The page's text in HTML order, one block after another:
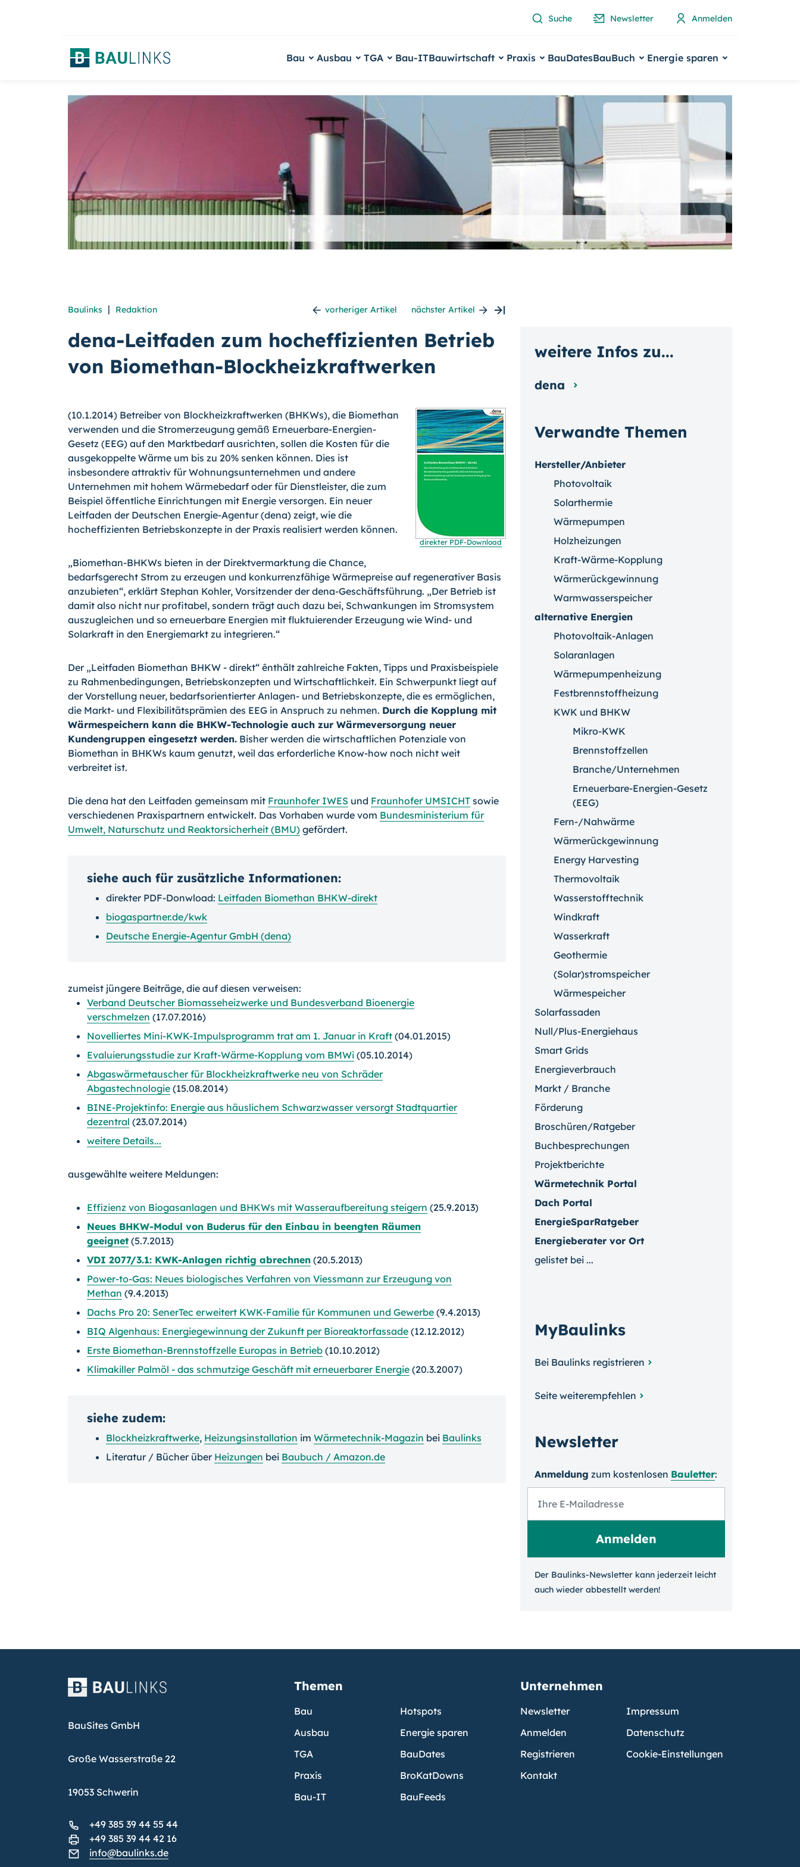
Suche Newsletter Anmelden
Bau Ausbau TGA Bau-ITBauwirtschaft Praxis BauDatesBauBuch Energie sparen
Baulinks | Redaktion vorheriger Artikel nächster Artikel
dena-Leitfaden zum hocheffizienten Betrieb
von Biomethan-Blockheizkraftwerken
direkter PDF-Download
(10.1.2014) Betreiber von Blockheizkraftwerken (BHKWs), die Biomethan
verwenden und die Stromerzeugung gemäß Erneu­erbare-Energien-
Gesetz (EEG) auf den Marktbedarf ausrichten, sollen die Kosten für die
ausgekoppelte Wärme um bis zu 20% senken können. Dies ist
insbesondere attraktiv für Wohnungs­unternehmen und andere
Unternehmen mit hohem Wärmebe­darf oder für Dienstleister, die zum
Beispiel öffentliche Einrich­tungen mit Energie versorgen. Ein neuer
Leitfaden der Deut­schen Energie-Agentur (dena) zeigt, wie die
hocheffizienten Betriebskonzepte in der Praxis realisiert werden können.
„Biomethan-BHKWs bieten in der Direktvermarktung die Chan­ce,
bedarfsgerecht Strom zu erzeugen und konkurrenzfähige Wärmepreise auf regenerativer Basis
anzubieten“, erklärt Ste­phan Kohler, Vorsitzender der dena-Geschäftsführung. „Der Betrieb ist
damit also nicht nur profitabel, son­dern trägt auch dazu bei, Schwankungen im Stromsystem
auszugleichen und so er­neuerbare Energien mit fluktuierender Erzeugung wie Wind- und
Solarkraft in den Energiemarkt zu integrieren.“
Der „Leitfaden Biomethan BHKW - direkt“ ênthält zahlreiche Fakten, Tipps und Pra­xisbeispiele
zu Rahmenbedingungen, Betriebskonzepten und Wirtschaftlichkeit. Ein Schwerpunkt liegt auf
der Vorstellung neuer, bedarfsorientierter Anlagen- und Be­triebskonzepte, die es ermöglichen,
die Markt- und Flexibilitätsprämien des EEG in Anspruch zu nehmen. Durch die Kopplung mit
Wärmespeichern kann die BHKW-Technologie auch zur Wärmeversorgung neuer
Kundengruppen eingesetzt werden. Bisher werden die wirtschaftlichen Potenziale von
Biomethan in BHKWs kaum genutzt, weil das erforderliche Know-how noch nicht weit
verbreitet ist.
Die dena hat den Leitfaden gemeinsam mit Fraunhofer IWES und Fraunhofer UM­SICHT sowie
verschiedenen Praxispartnern entwickelt. Das Vorhaben wurde vom Bundesministerium für
Umwelt, Naturschutz und Reaktorsicherheit (BMU) gefördert.
siehe auch für zusätzliche Informationen:
direkter PDF-Donwload: Leitfaden Biomethan BHKW-direkt
biogaspartner.de/kwk
Deutsche Energie-Agentur GmbH (dena)
zumeist jüngere Beiträge, die auf diesen verweisen:
Verband Deutscher Biomasseheizwerke und Bundesverband Bioenergie
verschmelzen (17.07.2016)
Novelliertes Mini-KWK-Impulsprogramm trat am 1. Januar in Kraft (04.01.2015)
Evaluierungsstudie zur Kraft-Wärme-Kopplung vom BMWi (05.10.2014)
Abgaswärmetauscher für Blockheizkraftwerke neu von Schräder
Abgastechnologie (15.08.2014)
BINE-Projektinfo: Energie aus häuslichem Schwarzwasser versorgt Stadtquartier
dezentral (23.07.2014)
weitere Details...
ausgewählte weitere Meldungen:
Effizienz von Biogasanlagen und BHKWs mit Wasseraufbereitung steigern (25.9.2013)
Neues BHKW-Modul von Buderus für den Einbau in beengten Räumen
geeignet (5.7.2013)
VDI 2077/3.1: KWK-Anlagen richtig abrechnen (20.5.2013)
Power-to-Gas: Neues biologisches Verfahren von Viessmann zur Erzeugung von
Methan (9.4.2013)
Dachs Pro 20: SenerTec erweitert KWK-Familie für Kommunen und Gewerbe (9.4.2013)
BIQ Algenhaus: Energiegewinnung der Zukunft per Bioreaktorfassade (12.12.2012)
Erste Biomethan-Brennstoffzelle Europas in Betrieb (10.10.2012)
Klimakiller Palmöl - das schmutzige Geschäft mit erneuerbarer Energie (20.3.2007)
siehe zudem:
Blockheizkraftwerke, Heizungsinstallation im Wärmetechnik-Magazin bei Baulinks
Literatur / Bücher über Heizungen bei Baubuch / Amazon.de
Verwandte Themen
Hersteller/Anbieter
Photovoltaik
Solarthermie
Wärmepumpen
Holzheizungen
Kraft-Wärme-Kopplung
Wärmerückgewinnung
Warmwasserspeicher
alternative Energien
Photovoltaik-Anlagen
Solaranlagen
Wärmepumpenheizung
Festbrennstoffheizung
KWK und BHKW
Mikro-KWK
Brennstoffzellen
Branche/Unternehmen
Erneuerbare-Energien-Gesetz
(EEG)
Fern-/Nahwärme
Wärmerückgewinnung
Energy Harvesting
Thermovoltaik
Wasserstofftechnik
Windkraft
Wasserkraft
Geothermie
(Solar)stromspeicher
Wärmespeicher
Solarfassaden
Null/Plus-Energiehaus
Smart Grids
Energieverbrauch
Markt / Branche
Förderung
Broschüren/Ratgeber
Buchbesprechungen
Projektberichte
Wärmetechnik Portal
Dach Portal
EnergieSparRatgeber
Energieberater vor Ort
gelistet bei ...
MyBaulinks
Bei Baulinks registrieren
Seite weiterempfehlen
Newsletter
Anmeldung zum kosten­losen Bauletter:
Der Baulinks-Newsletter kann jeder­zeit leicht
auch wieder ab­bestellt werden!
weitere Infos zu...
dena
BauSites GmbH
Große Wasserstraße 22
19053 Schwerin
+49 385 39 44 55 44
+49 385 39 44 42 16
info@baulinks.de
Themen
Bau
Ausbau
TGA
Praxis
Bau-IT
Hotspots
Energie sparen
BauDates
BroKatDowns
BauFeeds
Unternehmen
Newsletter
Anmelden
Registrieren
Kontakt
Impressum
Datenschutz
Cookie-Einstellungen